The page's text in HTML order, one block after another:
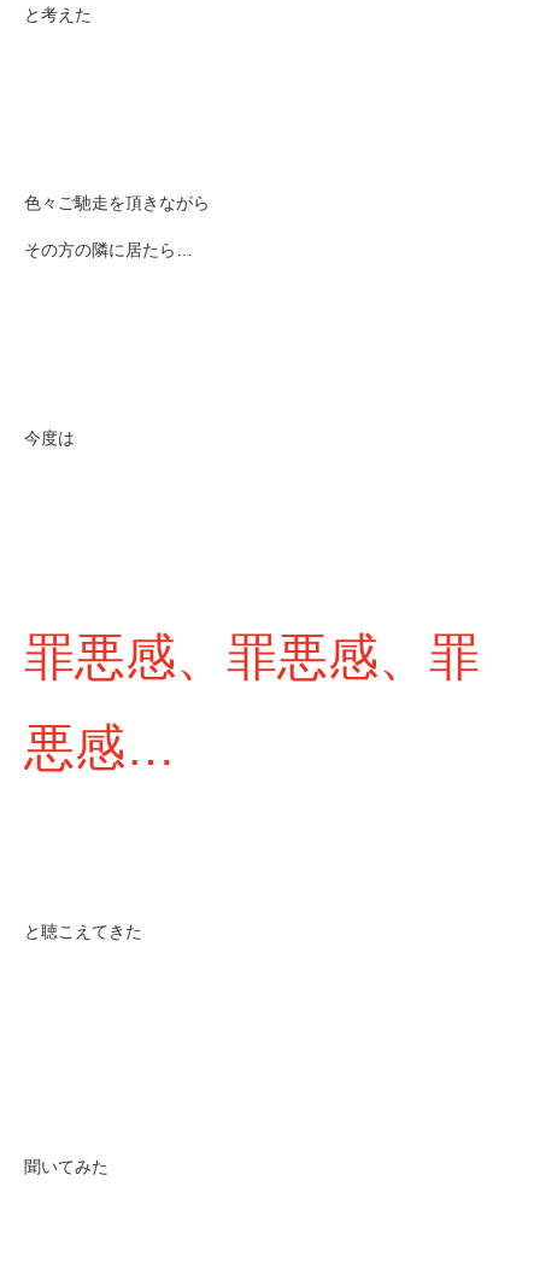
と考えた
色々ご馳走を頂きながら
その方の隣に居たら…
今度は
罪悪感、罪悪感、罪
悪感…
と聴こえてきた
聞いてみた